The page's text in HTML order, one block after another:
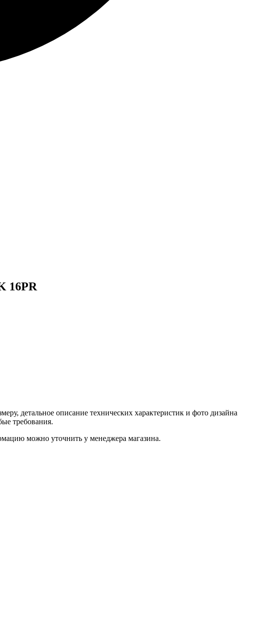
16PR
детальное описание технических характеристик и фото дизайна
требования.
можно уточнить у менеджера магазина.